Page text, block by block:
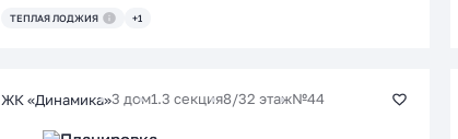
ТЕПЛАЯ ЛОДЖИЯ +1
ЖК «Динамика»3 дом1.3 секция8/32 этаж№44